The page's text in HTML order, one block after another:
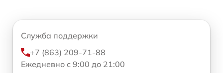
Служба поддержки
+7 (863) 209-71-88
Ежедневно с 9:00 до 21:00